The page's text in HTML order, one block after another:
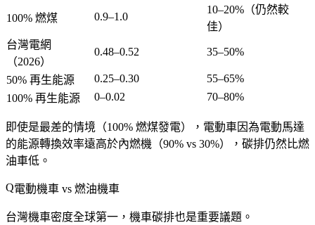
100% 燃煤 0.9–1.0
10–20%（仍然較
佳）
台灣電網
（2026）
0.48–0.52 35–50%
50% 再生能源 0.25–0.30
55–65%
100% 再生能源
0–0.02 70–80%
即使是最差的情境（100% 燃煤發電），電動車因為電動馬達
的能源轉換效率遠高於內燃機（90% vs 30%），碳排仍然比燃
油車低。
電動機車 vs 燃油機車
台灣機車密度全球第一，機車碳排也是重要議題。